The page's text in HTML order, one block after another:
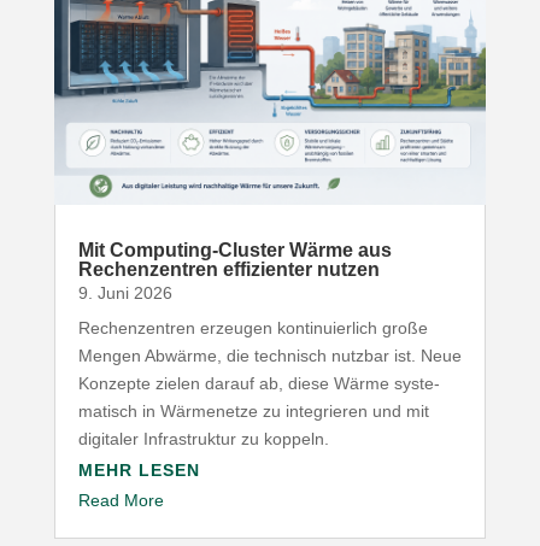
Mit Computing-​Cluster Wärme aus
Rechen­zentren effi­zi­enter nutzen
9. Juni 2026
Rechen­zentren erzeugen konti­nu­ierlich große
Mengen Abwärme, die technisch nutzbar ist. Neue
Konzepte zielen darauf ab, diese Wärme syste­
ma­tisch in Wärme­netze zu inte­grieren und mit
digitaler Infra­struktur zu koppeln.
MEHR LESEN
Read More